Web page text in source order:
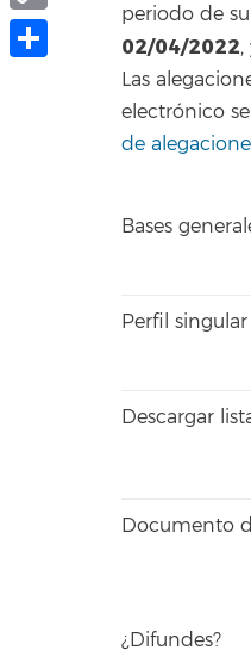
periodo de
02/04/2022,
Las
electrónico
de
Bases
Perfil singular
Descargar
Documento
¿Difundes?
Copy